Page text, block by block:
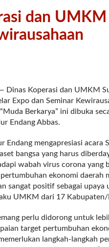
dan
Dinas Koperasi dan UMKM
Expo dan Seminar
Berkarya” ini dibuka
Endang Abbas.
Endang mengapresiasi acara
bangsa yang harus
wabah virus corona yang
ekonomi daerah
sangat positif sebagai
UMKM dari 17 Kabupaten/
perlu didorong untuk
target pertumbuhan
langkah-langkah